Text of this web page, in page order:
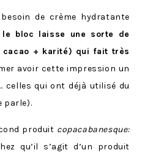
de crème hydratante
le bloc laisse une sorte de
cacao + karité) qui fait très
avoir cette impression un
celles qui ont déjà utilisé du
parle).
produit copacabanesque:
qu’il s’agit d’un produit